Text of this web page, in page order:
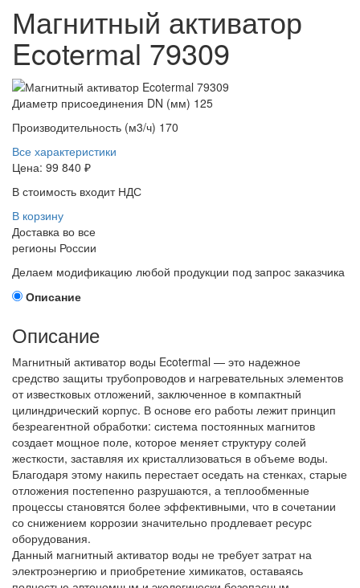
Магнитный активатор
Ecotermal 79309
Диаметр присоединения DN (мм) 125
Производительность (м3/ч) 170
Все характеристики
Цена: 99 840 ₽
В стоимость входит НДС
В корзину
Доставка во все
регионы России
Делаем модификацию любой продукции под запрос заказчика
Описание
Описание
Магнитный активатор воды Ecotermal — это надежное
средство защиты трубопроводов и нагревательных элементов
от известковых отложений, заключенное в компактный
цилиндрический корпус. В основе его работы лежит принцип
безреагентной обработки: система постоянных магнитов
создает мощное поле, которое меняет структуру солей
жесткости, заставляя их кристаллизоваться в объеме воды.
Благодаря этому накипь перестает оседать на стенках, старые
отложения постепенно разрушаются, а теплообменные
процессы становятся более эффективными, что в сочетании
со снижением коррозии значительно продлевает ресурс
оборудования.
Данный магнитный активатор воды не требует затрат на
электроэнергию и приобретение химикатов, оставаясь